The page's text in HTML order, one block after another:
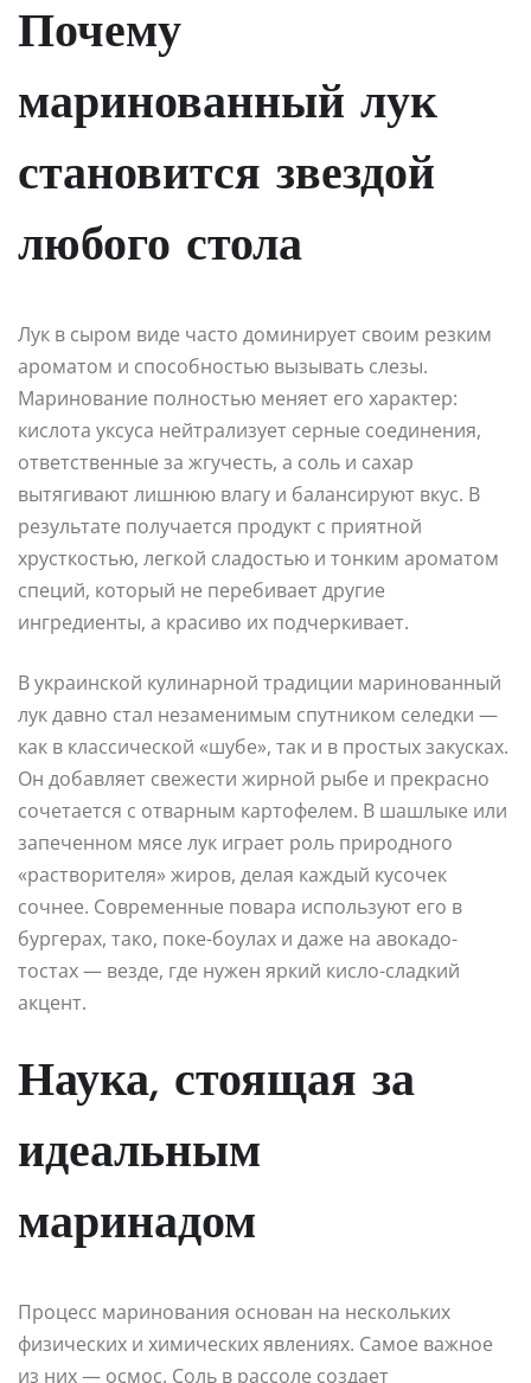
Почему
маринованный лук
становится звездой
любого стола
Лук в сыром виде часто доминирует своим резким
ароматом и способностью вызывать слезы.
Маринование полностью меняет его характер:
кислота уксуса нейтрализует серные соединения,
ответственные за жгучесть, а соль и сахар
вытягивают лишнюю влагу и балансируют вкус. В
результате получается продукт с приятной
хрусткостью, легкой сладостью и тонким ароматом
специй, который не перебивает другие
ингредиенты, а красиво их подчеркивает.
В украинской кулинарной традиции маринованный
лук давно стал незаменимым спутником селедки —
как в классической «шубе», так и в простых закусках.
Он добавляет свежести жирной рыбе и прекрасно
сочетается с отварным картофелем. В шашлыке или
запеченном мясе лук играет роль природного
«растворителя» жиров, делая каждый кусочек
сочнее. Современные повара используют его в
бургерах, тако, поке-боулах и даже на авокадо-
тостах — везде, где нужен яркий кисло-сладкий
акцент.
Наука, стоящая за
идеальным
маринадом
Процесс маринования основан на нескольких
физических и химических явлениях. Самое важное
из них — осмос. Соль в рассоле создает